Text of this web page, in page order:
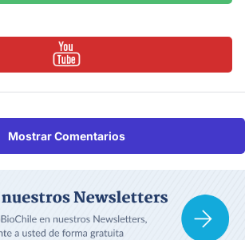
Mostrar Comentarios